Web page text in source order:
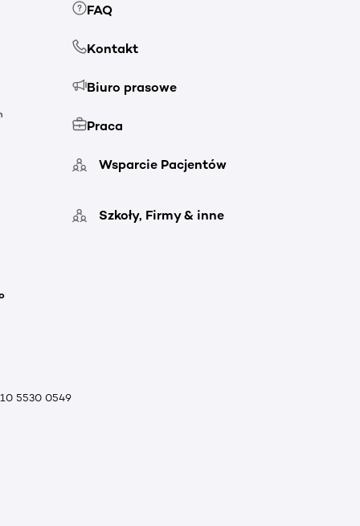
FAQ
Kontakt
Biuro prasowe
Praca
Wsparcie Pacjentów
Szkoły, Firmy & inne
5530 0549